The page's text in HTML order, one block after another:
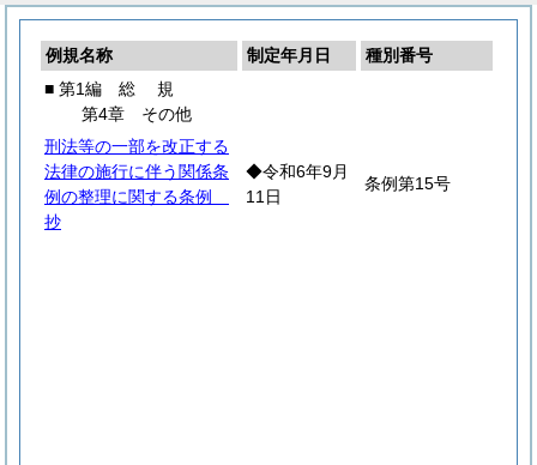
例規名称 制定年月日
種別番号
■ 第1編 総 規
第4章 その他
刑法等の一部を改正する
法律の施行に伴う関係条
例の整理に関する条例
抄
◆令和6年9月
11日
条例第15号